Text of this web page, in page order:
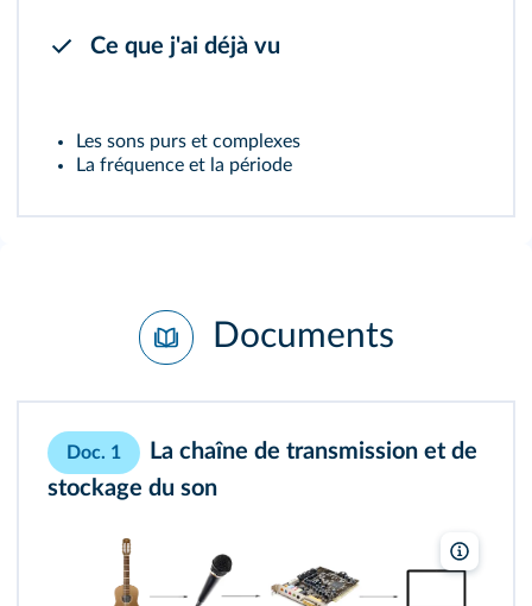
Ce que j'ai déjà vu
Les sons purs et complexes
La fréquence et la période
Documents
Doc. 1
La chaîne de transmission et de
stockage du son